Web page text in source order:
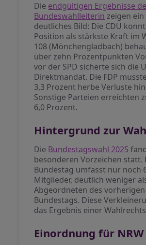
Die endgültigen Ergebnisse
Bundeswahlleiterin zeigen ein
deutliches Bild: Die CDU
Position als stärkste Kraft im
108 (Mönchengladbach)
über zehn Prozentpunkten
vor der SPD sicherte sich die
Direktmandat. Die FDP
3,3 Prozent herbe Verluste
Sonstige Parteien erreichten
6,0 Prozent.
Hintergrund zur
Die Bundestagswahl 2025
besonderen Vorzeichen statt.
Bundestag umfasst nur noch
Mitglieder, deutlich weniger
Abgeordneten des vorherigen
Bundestags. Diese
das Ergebnis einer
Einordnung für NRW